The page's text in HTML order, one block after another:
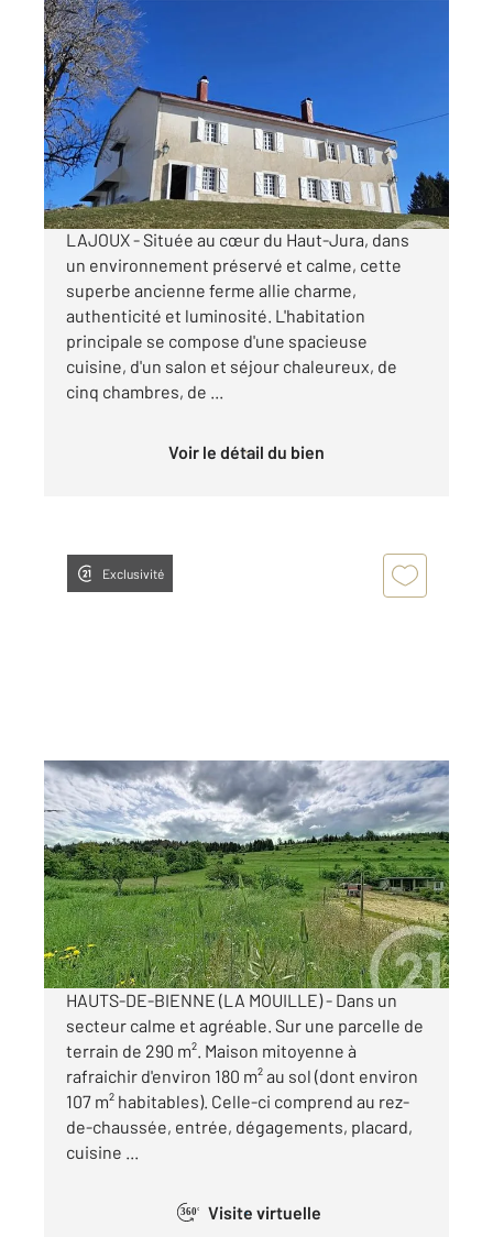
LAJOUX 39
300 m2, 7 pièces
Ref : 10546
Maison à vendre
650 000 €
Visiter le site dédié
LAJOUX - Située au cœur du Haut-Jura, dans
un environnement préservé et calme, cette
superbe ancienne ferme allie charme,
authenticité et luminosité. L'habitation
principale se compose d'une spacieuse
cuisine, d'un salon et séjour chaleureux, de
cinq chambres, de ...
Voir le détail du bien
Exclusivité
HAUTS DE BIENNE 39
107,34 m2, 3 pièces
Ref : 9872
Maison à vendre
195 000 €
Visiter le site dédié
HAUTS-DE-BIENNE (LA MOUILLE) - Dans un
secteur calme et agréable. Sur une parcelle de
terrain de 290 m². Maison mitoyenne à
rafraichir d'environ 180 m² au sol (dont environ
107 m² habitables). Celle-ci comprend au rez-
de-chaussée, entrée, dégagements, placard,
cuisine ...
360° Visite virtuelle